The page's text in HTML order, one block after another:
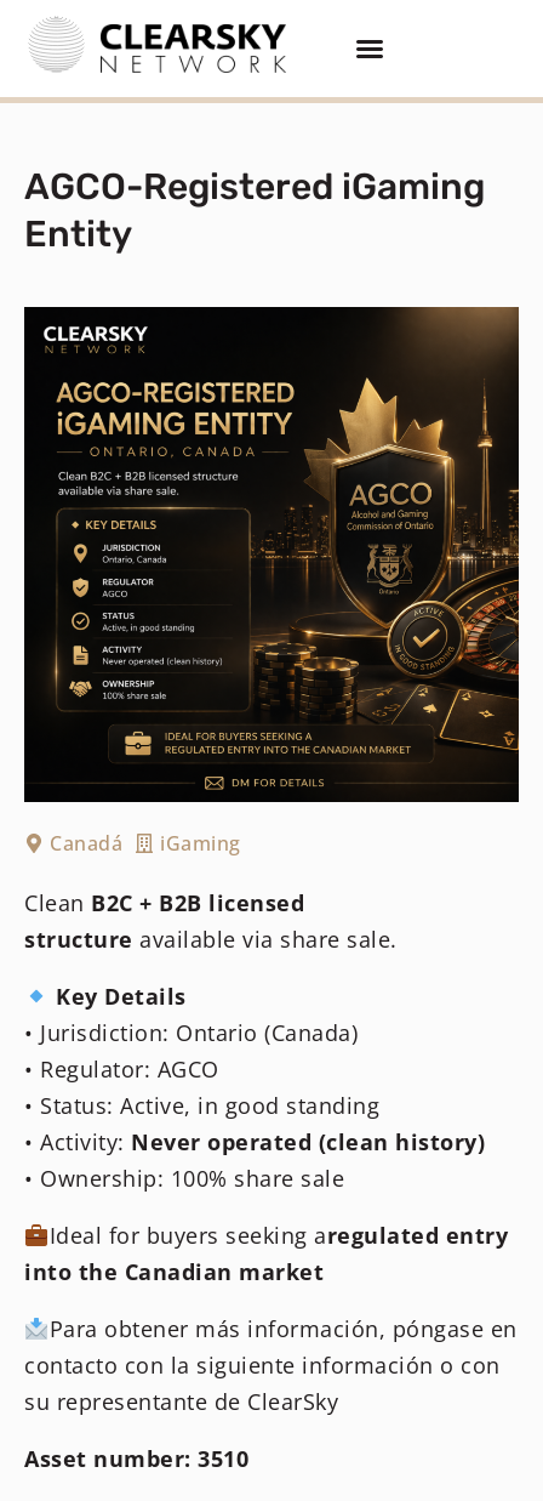
AGCO-Registered iGaming
Entity
Canadá iGaming
Clean B2C + B2B licensed
structure available via share sale.
Key Details
• Jurisdiction: Ontario (Canada)
• Regulator: AGCO
• Status: Active, in good standing
• Activity: Never operated (clean history)
• Ownership: 100% share sale
Ideal for buyers seeking aregulated entry
into the Canadian market
Para obtener más información, póngase en
contacto con la siguiente información o con
su representante de ClearSky
Asset number: 3510